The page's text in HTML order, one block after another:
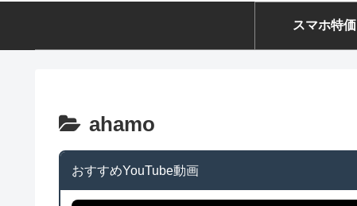
スマホ特価
ahamo
おすすめYouTube動画